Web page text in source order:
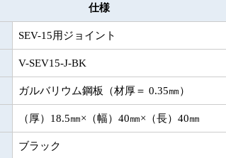
仕様
SEV-15用ジョイント
V-SEV15-J-BK
ガルバリウム鋼板（材厚＝ 0.35㎜）
（厚）18.5㎜×（幅）40㎜×（長）40㎜
ブラック